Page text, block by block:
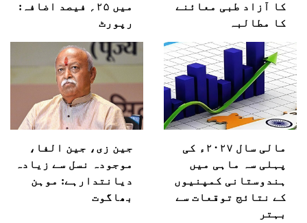
کا آزاد طبی معائنے
کا مطالبہ
میں ۲۵؍ فیصد اضافہ:
رپورٹ
مالی سال ۲۰۲۷ء کی
پہلی سہ ماہی میں
ہندوستانی کمپنیوں
کے نتائج توقعات سے
بہتر
جین زی، جین الفا،
موجودہ نسل سے زیادہ
دیانتدارہے: موہن
بھاگوت